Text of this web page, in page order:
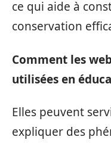
ce qui aide à
conservation
Comment les
utilisées en
Elles peuvent
expliquer des